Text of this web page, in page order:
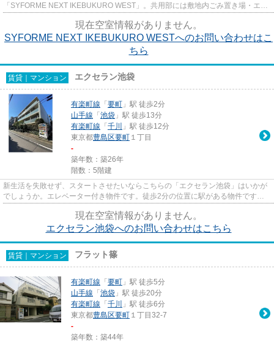
「SYFORME NEXT IKEBUKURO WEST」。共用部には敷地内ごみ置き場・エレ
現在空室情報がありません。
SYFORME NEXT IKEBUKURO WESTへのお問い合わせはこ
ちら
賃貸｜マンション エクセラン池袋
有楽町線 「 要町 」駅 徒歩2分
山手線 「 池袋 」駅 徒歩13分
有楽町線 「 千川
」駅 徒歩12分
東京都豊島区要町 １丁目
-
築年数：築26年
階数：5階建
新生活を失敗せず、スタートさせたいならこちらの「エクセラン池袋」はいかが
でしょうか。エレベーター付き物件です。徒歩2分の位置に駅がある物件です。
現在空室情報がありません。
エクセラン池袋へのお問い合わせはこちら
賃貸｜マンション フラット篠
有楽町線 「 要町 」駅 徒歩5分
山手線 「 池袋 」駅 徒歩20分
有楽町線 「 千川
」駅 徒歩6分
東京都豊島区要町 １丁目32-7
-
築年数：築44年